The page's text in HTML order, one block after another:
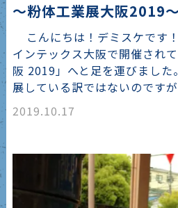
～粉体工業展大阪2019～
こんにちは！デミスケです
インテックス大阪で開催され
阪 2019」へと足を運びました
展している訳ではないのです
2019.10.17